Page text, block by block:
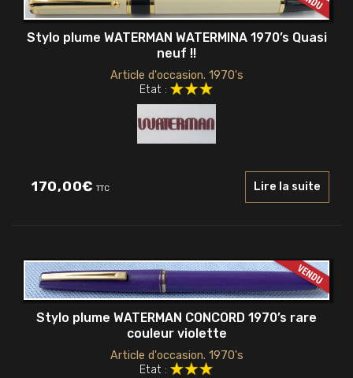
Stylo plume WATERMAN WATERMINA 1970’s Quasi
neuf !!
Article d'occasion. 1970's
Etat :
170,00€ TTC Lire la suite
Stylo plume WATERMAN CONCORD 1970’s rare
couleur violette
Article d'occasion. 1970's
Etat :